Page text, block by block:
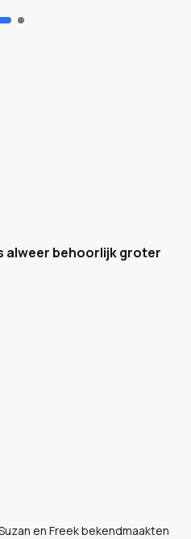
alweer behoorlijk groter
en Freek bekendmaakten